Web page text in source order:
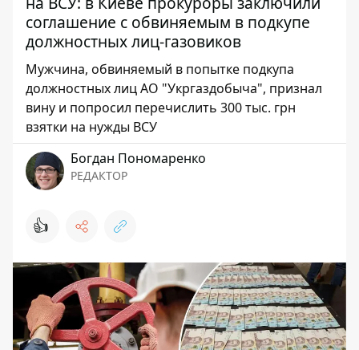
соглашение с обвиняемым в подкупе
должностных лиц-газовиков
Мужчина, обвиняемый в попытке подкупа
должностных лиц АО "Укргаздобыча", признал
вину и попросил перечислить 300 тыс. грн
взятки на нужды ВСУ
Богдан Пономаренко
РЕДАКТОР
👍